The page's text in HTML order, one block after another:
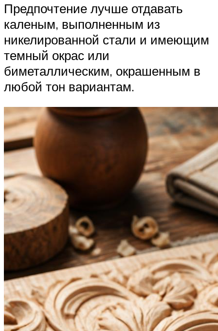
Предпочтение лучше отдавать
каленым, выполненным из
никелированной стали и имеющим
темный окрас или
биметаллическим, окрашенным в
любой тон вариантам.